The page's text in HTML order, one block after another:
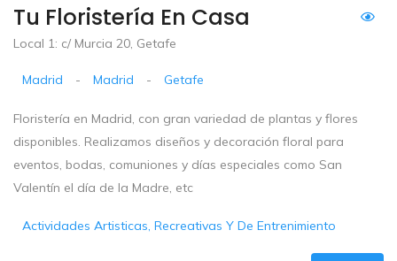
Tu Floristería En Casa
Local 1: c/ Murcia 20, Getafe
Madrid - Madrid - Getafe
Floristería en Madrid, con gran variedad de plantas y flores
disponibles. Realizamos diseños y decoración floral para
eventos, bodas, comuniones y días especiales como San
Valentín el día de la Madre, etc
Actividades Artisticas, Recreativas Y De Entrenimiento